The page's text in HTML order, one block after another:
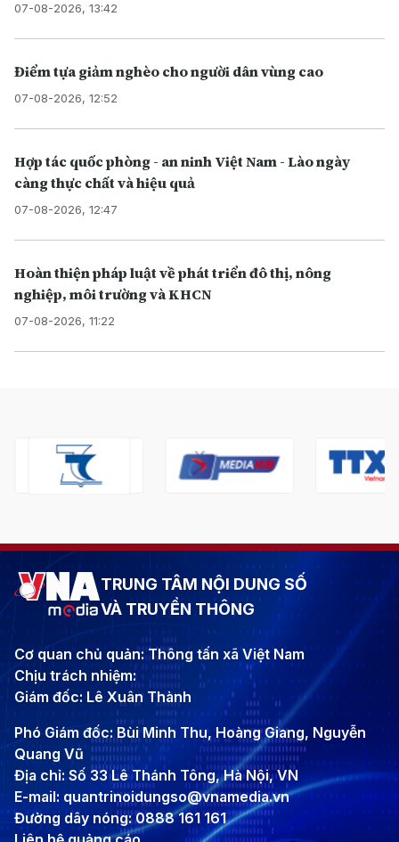
07-08-2026, 13:42
Điểm tựa giảm nghèo cho người dân vùng cao
07-08-2026, 12:52
Hợp tác quốc phòng - an ninh Việt Nam - Lào ngày
càng thực chất và hiệu quả
07-08-2026, 12:47
Hoàn thiện pháp luật về phát triển đô thị, nông
nghiệp, môi trường và KHCN
07-08-2026, 11:22
TRUNG TÂM NỘI DUNG SỐ
VÀ TRUYỀN THÔNG
Cơ quan chủ quản: Thông tấn xã Việt Nam
Chịu trách nhiệm:
Giám đốc: Lê Xuân Thành
Phó Giám đốc: Bùi Minh Thu, Hoàng Giang, Nguyễn
Quang Vũ
Địa chỉ: Số 33 Lê Thánh Tông, Hà Nội, VN
E-mail: quantrinoidungso@vnamedia.vn
Đường dây nóng: 0888 161 161